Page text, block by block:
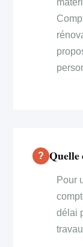
Quelle
Pour
délai